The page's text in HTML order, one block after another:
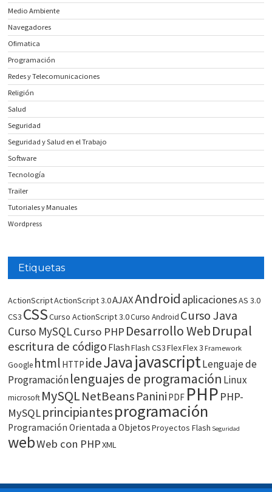
Medio Ambiente
Navegadores
Ofimatica
Programación
Redes y Telecomunicaciones
Religión
Salud
Seguridad
Seguridad y Salud en el Trabajo
Software
Tecnología
Trailer
Tutoriales y Manuales
Wordpress
Etiquetas
ActionScriptActionScript 3.0AJAXAndroid aplicacionesAS 3.0
CS3 CSSCurso ActionScript 3.0Curso Android Curso Java
Curso MySQLCurso PHP Desarrollo WebDrupal
escritura de código FlashFlash CS3FlexFlex 3 Framework
Google html HTTP ideJavajavascriptLenguaje de
Programaciónlenguajes de programación Linux
microsoft MySQLNetBeans Panini PDF PHP PHP-
MySQLprincipiantesprogramación
Programación Orientada a ObjetosProyectos Flash Seguridad
webWeb con PHPXML